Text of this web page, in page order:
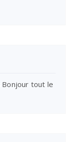
Bonjour tout le